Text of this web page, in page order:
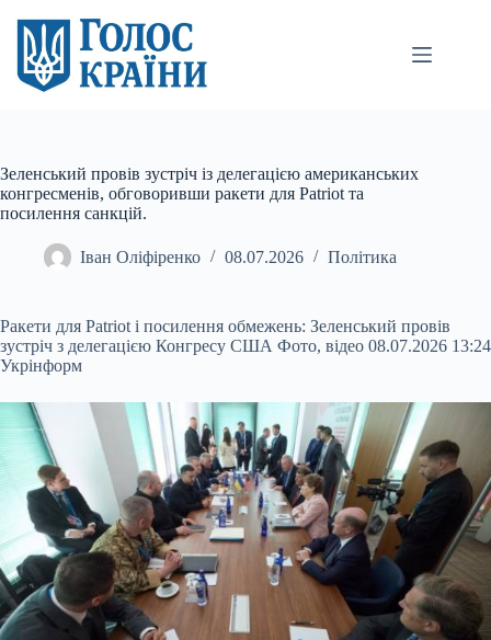
вмісту
Зеленський провів зустріч із делегацією американських
конгресменів, обговоривши ракети для Patriot та
посилення санкцій.
Іван Оліфіренко 08.07.2026 Політика
Ракети для Patriot і посилення обмежень: Зеленський провів
зустріч з делегацією Конгресу США Фото, відео 08.07.2026 13:24
Укрінформ